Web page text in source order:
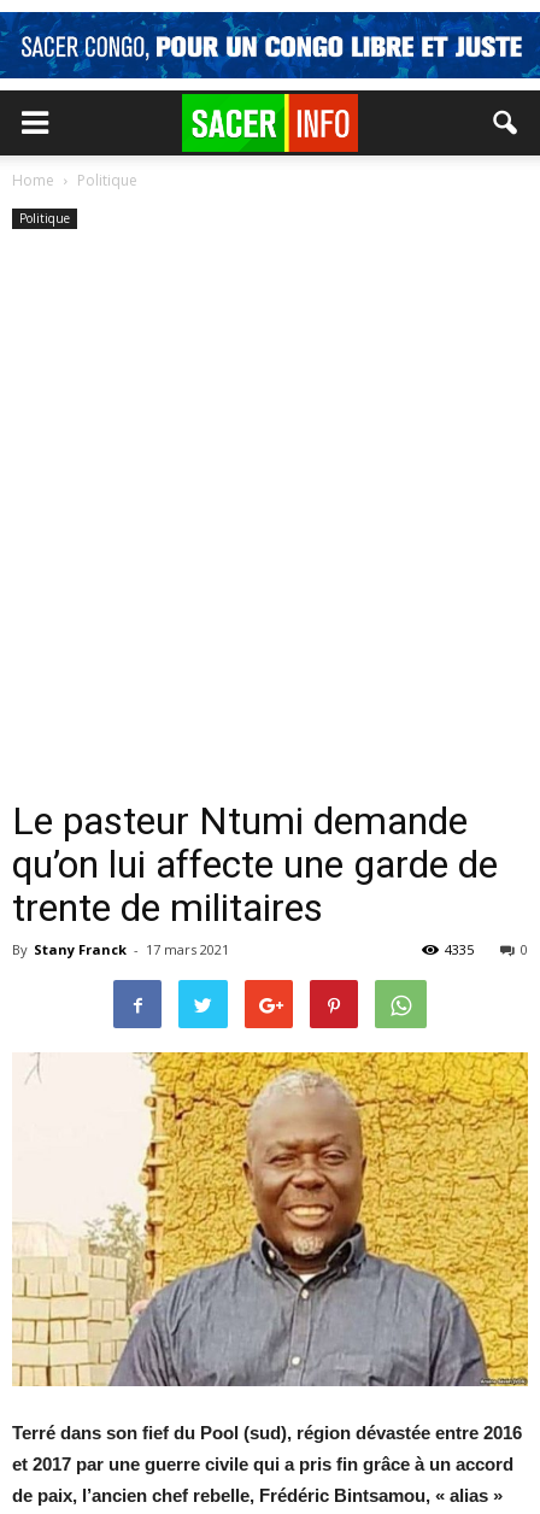
Home Politique
Politique
Le pasteur Ntumi demande
qu’on lui affecte une garde de
trente de militaires
By Stany Franck - 17 mars 2021 0
4335
Terré dans son fief du Pool (sud), région dévastée entre 2016
et 2017 par une guerre civile qui a pris fin grâce à un accord
de paix, l’ancien chef rebelle, Frédéric Bintsamou, « alias »